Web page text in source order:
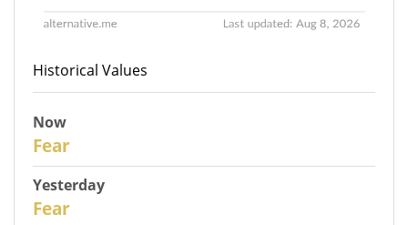
Historical Values
Now
Fear
Yesterday
Fear